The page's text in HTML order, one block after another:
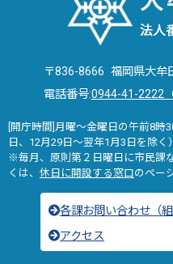
〒836-8666 福岡県大牟
電話番号:0944-41-2222（
[開庁時間]月曜～金曜日の午前8
日、12月29日～翌年1月3日を除く）
※毎月、原則第２日曜日に市民課
くは、 休日に開設する窓口のペー
各課お問い合わせ（組
アクセス